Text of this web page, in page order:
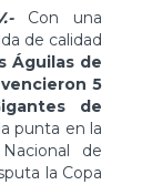
Con una
de calidad
Águilas de
5
de
punta en la
de
la Copa